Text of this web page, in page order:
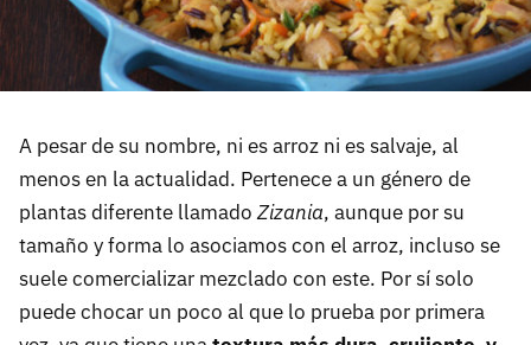
A pesar de su nombre, ni es arroz ni es salvaje, al
menos en la actualidad. Pertenece a un género de
plantas diferente llamadoZizania, aunque por su
tamaño y forma lo asociamos con el arroz, incluso se
suele comercializar mezclado con este. Por sí solo
puede chocar un poco al que lo prueba por primera